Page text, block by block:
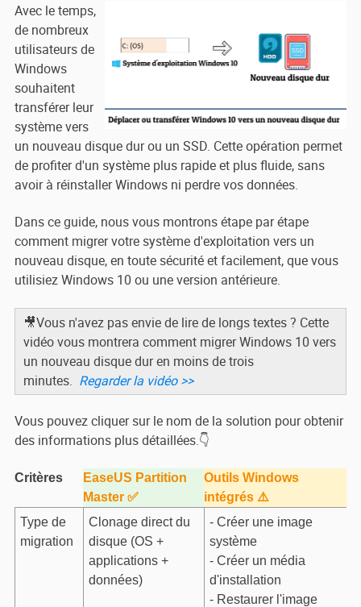
Avec le temps,
de nombreux
utilisateurs de
Windows
souhaitent
transférer leur
système vers
un nouveau disque dur ou un SSD. Cette opération permet
de profiter d'un système plus rapide et plus fluide, sans
avoir à réinstaller Windows ni perdre vos données.
Dans ce guide, nous vous montrons étape par étape
comment migrer votre système d'exploitation vers un
nouveau disque, en toute sécurité et facilement, que vous
utilisiez Windows 10 ou une version antérieure.
🎥Vous n'avez pas envie de lire de longs textes ? Cette
vidéo vous montrera comment migrer Windows 10 vers
un nouveau disque dur en moins de trois
minutes. Regarder la vidéo >>
Vous pouvez cliquer sur le nom de la solution pour obtenir
des informations plus détaillées.👇
Critères
EaseUS Partition
Master ✅
Outils Windows
intégrés ⚠️
Type de
migration
Clonage direct du
disque (OS +
applications +
données)
- Créer une image
système
- Créer un média
d'installation
- Restaurer l'image